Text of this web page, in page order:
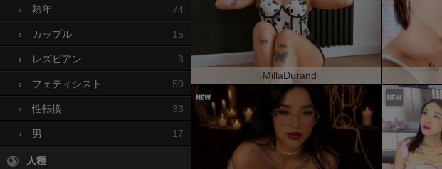
› 熟年 74
› カップル 15
› レズビアン 3
› フェティシスト 50
› 性転換 33
› 男 17
人種
MillaDurand